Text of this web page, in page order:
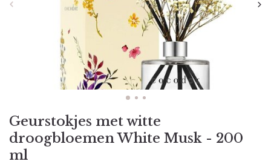
Geurstokjes met witte
droogbloemen White Musk - 200
ml